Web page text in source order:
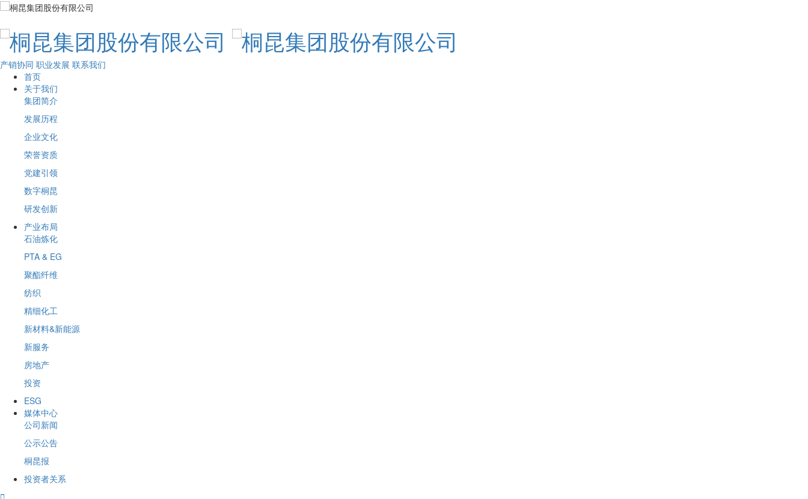
产销协同 职业发展 联系我们
首页
关于我们
集团简介
发展历程
企业文化
荣誉资质
党建引领
数字桐昆
研发创新
产业布局
石油炼化
PTA & EG
聚酯纤维
纺织
精细化工
新材料&新能源
新服务
房地产
投资
ESG
媒体中心
公司新闻
公示公告
桐昆报
投资者关系